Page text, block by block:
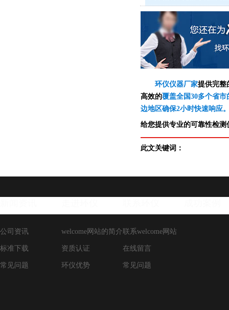
环仪仪器厂家提供完整
高效的覆盖全国30多个省
边地区确保2小时快速响应
给您提供专业的可靠性检测
此文关键词：
公司资讯
标准下载
常见问题
welcome网站的简介
资质认证
环仪优势
联系welcome网站
在线留言
常见问题